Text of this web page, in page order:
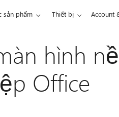
sản phẩm Thiết bị Account
hình
Office